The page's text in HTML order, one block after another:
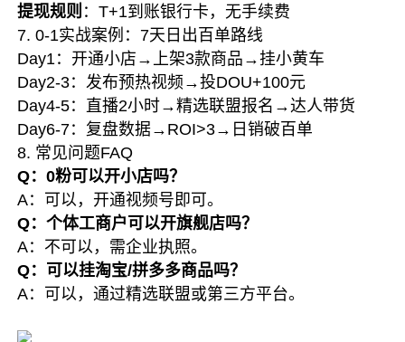
提现规则 ：T+1到账银行卡，无手续费
7. 0-1实战案例：7天日出百单路线
Day1：开通小店→上架3款商品→挂小黄车
Day2-3：发布预热视频→投DOU+100元
Day4-5：直播2小时→精选联盟报名→达人带货
Day6-7：复盘数据→ROI>3→日销破百单
8. 常见问题FAQ
Q：0粉可以开小店吗？
A：可以，开通视频号即可。
Q：个体工商户可以开旗舰店吗？
A：不可以，需企业执照。
Q：可以挂淘宝/拼多多商品吗？
A：可以，通过精选联盟或第三方平台。